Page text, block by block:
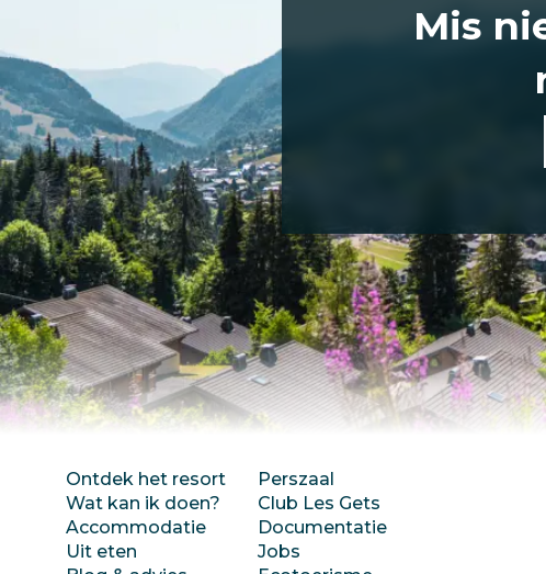
Mis
Ontdek het resort
Wat kan ik doen?
Accommodatie
Uit eten
Perszaal
Club Les Gets
Documentatie
Jobs